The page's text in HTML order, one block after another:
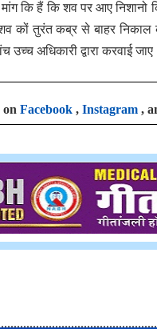
कि हैं कि शव पर आए निशानो
कों तुरंत कब्र से बाहर निकाल
उच्च अधिकारी द्वारा करवाई
Facebook , Instagram ,